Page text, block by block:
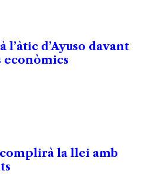
l’àtic d’Ayuso davant
econòmics
complirà la llei amb